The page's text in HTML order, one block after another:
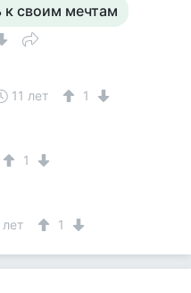
своим мечтам
11 лет 1
1
лет 1